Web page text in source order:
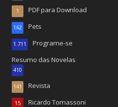
PDF para Download
1
Pets
162
Programe-se
1.711
Resumo das Novelas
410
Revista
141
Ricardo Tomassoni
15